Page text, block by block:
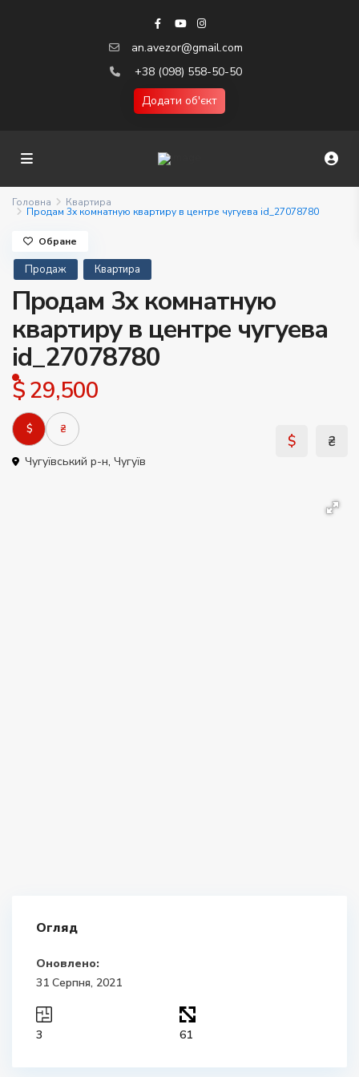
an.avezor@gmail.com
+38 (098) 558-50-50
Додати об'єкт
Головна Квартира
Продам 3х комнатную квартиру в центре чугуева id_27078780
Продаж Квартира
Продам 3х комнатную
квартиру в центре чугуева
id_27078780
$ 29,500
$ ₴
Чугуївський р-н, Чугуїв
Обране
Огляд
Оновлено:
31 Серпня, 2021
3 61
$ ₴